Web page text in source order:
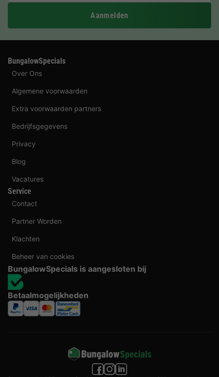
Aanmelden
BungalowSpecials
Over Ons
Algemene voorwaarden
Extra voorwaarden partners
Bedrijfsgegevens
Privacy
Blog
Vacatures
Service
Contact
Partner Worden
Klachten
Beheer van cookies
BungalowSpecials is aangesloten bij
Betaalmogelijkheden